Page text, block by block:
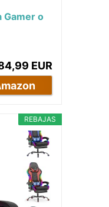
Gamer o
EUR
REBAJAS